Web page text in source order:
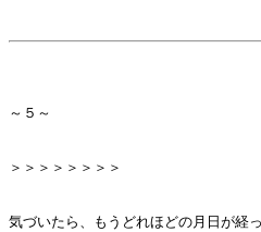
～５～
＞＞＞＞＞＞＞＞
気づいたら、もうどれほどの月日が経